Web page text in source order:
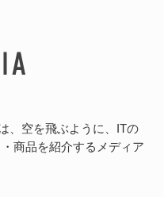
、空を飛ぶように、ITの
商品を紹介するメディア